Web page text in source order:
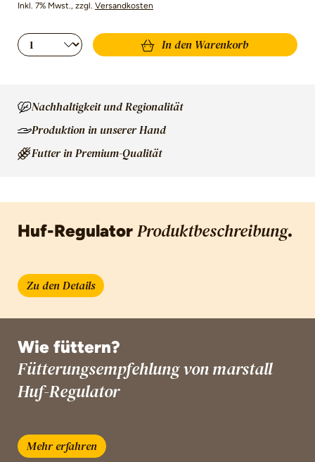
Inkl. 7% Mwst., zzgl. Versandkosten
Produkt Anzahl: Gib den gewünschten
In den Warenkorb
Nachhaltigkeit und Regionalität
Produktion in unserer Hand
Futter in Premium-Qualität
Huf-Regulator Produktbeschreibung.
Zu den Details
Wie füttern?
Fütterungsempfehlung von marstall
Huf-Regulator
Mehr erfahren